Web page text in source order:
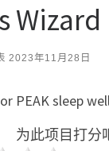
Wizard
2023年11月28日
PEAK sleep
为此项目打分